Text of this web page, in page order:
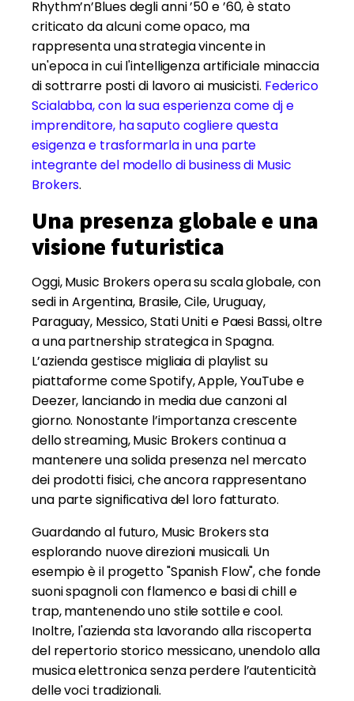
Rhythm’n’Blues degli anni ’50 e ’60, è stato
criticato da alcuni come opaco, ma
rappresenta una strategia vincente in
un'epoca in cui l'intelligenza artificiale minaccia
di sottrarre posti di lavoro ai musicisti. Federico
Scialabba, con la sua esperienza come dj e
imprenditore, ha saputo cogliere questa
esigenza e trasformarla in una parte
integrante del modello di business di Music
Brokers.
Una presenza globale e una
visione futuristica
Oggi, Music Brokers opera su scala globale, con
sedi in Argentina, Brasile, Cile, Uruguay,
Paraguay, Messico, Stati Uniti e Paesi Bassi, oltre
a una partnership strategica in Spagna.
L’azienda gestisce migliaia di playlist su
piattaforme come Spotify, Apple, YouTube e
Deezer, lanciando in media due canzoni al
giorno. Nonostante l’importanza crescente
dello streaming, Music Brokers continua a
mantenere una solida presenza nel mercato
dei prodotti fisici, che ancora rappresentano
una parte significativa del loro fatturato.
Guardando al futuro, Music Brokers sta
esplorando nuove direzioni musicali. Un
esempio è il progetto "Spanish Flow", che fonde
suoni spagnoli con flamenco e basi di chill e
trap, mantenendo uno stile sottile e cool.
Inoltre, l'azienda sta lavorando alla riscoperta
del repertorio storico messicano, unendolo alla
musica elettronica senza perdere l’autenticità
delle voci tradizionali.